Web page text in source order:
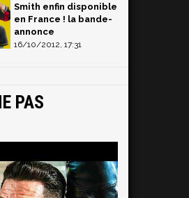
Smith enfin disponible
en France ! la bande-
annonce
16/10/2012, 17:31
PAS